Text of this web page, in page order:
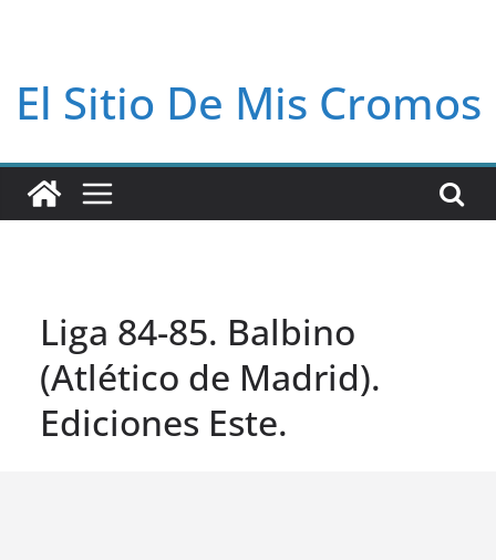
El Sitio De Mis Cromos
Liga 84-85. Balbino
(Atlético de Madrid).
Ediciones Este.